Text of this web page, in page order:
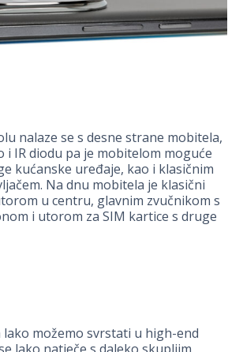
nalaze se s desne strane mobitela,
i IR diodu pa je mobitelom moguće
kućanske uređaje, kao i klasičnim
Na dnu mobitela je klasični
u centru, glavnim zvučnikom s
i utorom za SIM kartice s druge
možemo svrstati u high-end